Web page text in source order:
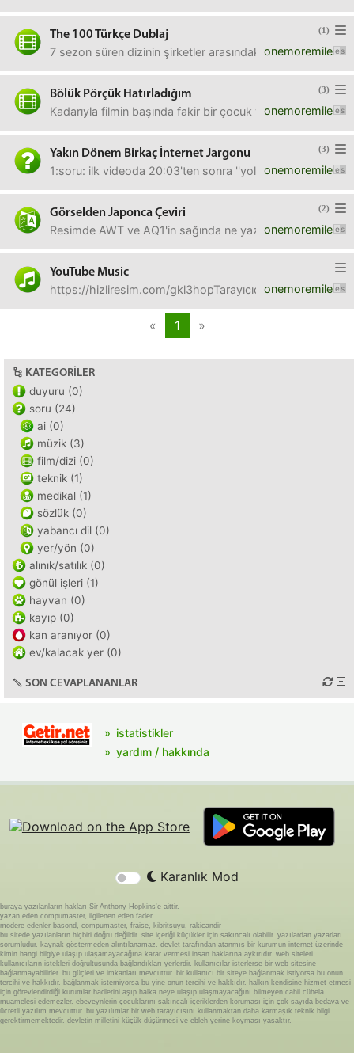
(1)
The 100 Türkçe Dublaj
onemoremile
7 sezon süren dizinin şirketler arasındaki anlaşmazlık
(3)
Bölük Pörçük Hatırladığım
onemoremile
Kadarıyla filmin başında fakir bir çocuk var. aynı
(3)
Yakın Dönem Birkaç İnternet Jargonu
onemoremile
1:soru: ilk videoda 20:03'ten sonra ''yol bitmiyorduuuğ''
(2)
Görselden Japonca Çeviri
onemoremile
Resimde AWT ve AQ1'in sağında ne yazıyor olabilir.
YouTube Music
onemoremile
https://hizliresim.com/gkl3hopTarayıcıdan dinlerken
« 1 »
KATEGORILER
duyuru (0)
soru (24)
ai (0)
müzik (3)
film/dizi (0)
teknik (1)
medikal (1)
sözlük (0)
yabancı dil (0)
yer/yön (0)
alınık/satılık (0)
gönül işleri (1)
hayvan (0)
kayıp (0)
kan aranıyor (0)
ev/kalacak yer (0)
SON CEVAPLANANLAR
istatistikler
yardım / hakkında
Karanlık Mod
buraya yazılanların hakları Sir Anthony Hopkins'e aittir.
yazan eden compumaster, ilgilenen eden fader
modere edenler basond, compumaster, fraise, kibritsuyu, rakicandir
bu sitede yazılanların hiçbiri doğru değildir. site içeriği küçükler için sakıncalı olabilir. yazılardan yazarları
sorumludur. kaynak göstermeden alıntılanamaz. devlet tarafından atanmış bir kurumun internet üzerinde
kimin hangi bilgiye ulaşıp ulaşamayacağına karar vermesi insan haklarına aykırıdır. web siteleri
kullanıcıların istekleri doğrultusunda bağlandıkları yerlerdir. kullanıcılar isterlerse bir web sitesine
bağlanmayabilirler. bu güçleri ve imkanları mevcuttur. bir kullanıcı bir siteye bağlanmak istiyorsa bu onun
tercihi ve hakkıdır. bağlanmak istemiyorsa bu yine onun tercihi ve hakkıdır. halkın kendisine hizmet etmesi
için görevlendirdiği kurumlar hadlerini aşıp halka neye ulaşıp ulaşmayacağını bilmeyen cahil cühela
muamelesi edemezler. ebeveynlerin çocuklarını sakıncalı içeriklerden koruması için çok sayıda bedava ve
ücretli yazılım mevcuttur. bu yazılımlar bir web tarayıcısını kullanmaktan daha karmaşık teknik bilgi
gerektirmemektedir. devletin milletini küçük düşürmesi ve ebleh yerine koyması yasaktır.